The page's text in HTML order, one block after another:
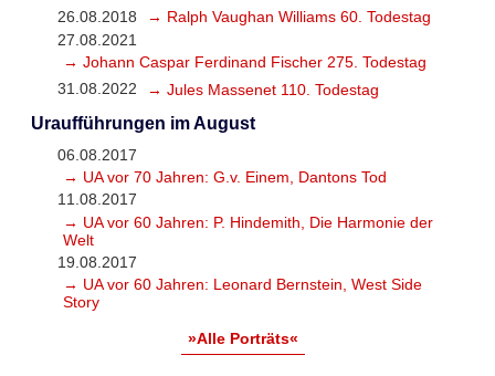
26.08.2018
→ Ralph Vaughan Williams 60. Todestag
27.08.2021
→ Johann Caspar Ferdinand Fischer 275. Todestag
31.08.2022
→ Jules Massenet 110. Todestag
Uraufführungen im August
06.08.2017
→ UA vor 70 Jahren: G.v. Einem, Dantons Tod
11.08.2017
→ UA vor 60 Jahren: P. Hindemith, Die Harmonie der
Welt
19.08.2017
→ UA vor 60 Jahren: Leonard Bernstein, West Side
Story
»Alle Porträts«